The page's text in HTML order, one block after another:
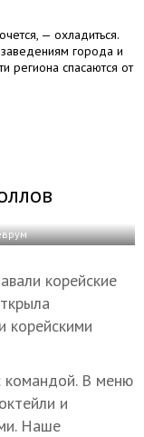
— охладиться.
города и
региона спасаются от
корейские
корейскими
командой. В меню
и
Наше